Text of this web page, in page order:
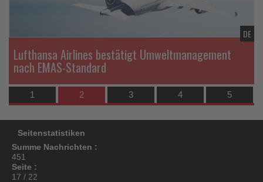
Lufthansa Airlines bestätigt Umweltmanagement
nach EMAS-Standard
DE
1 2 3 4 5
Seitenstatistiken
Summe Nachrichten :
451
Seite :
17 / 22